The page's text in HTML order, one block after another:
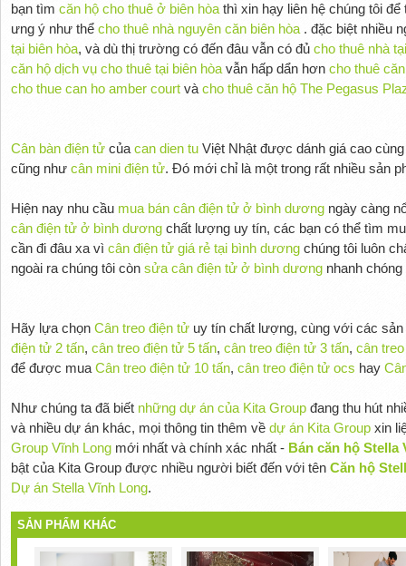
bạn tìm căn hộ cho thuê ở biên hòathì xin hạy liên hệ chúng tôi
ưng ý như thể cho thuê nhà nguyên căn biên hòa. đặc biệt nhiều
tại biên hòa, và dù thị trường có đến đâu vẫn có đủ cho thuê nhà
căn hộ dịch vụ cho thuê tại biên hòavẫn hấp dẩn hơn cho thuê
cho thue can ho amber courtvà cho thuê căn hộ The Pegasus
Cân bàn điện tửcủa can dien tuViệt Nhật được dánh giá cao
cũng như cân mini điện tử. Đó mới chỉ là một trong rất nhiều sản
Hiện nay nhu cầu mua bán cân điện tử ở bình dươngngày càng
cân điện tử ở bình dươngchất lượng uy tín, các bạn có thể tìm
cần đi đâu xa vì cân điện tử giá rẻ tại bình dươngchúng tôi luôn
ngoài ra chúng tôi còn sửa cân điện tử ở bình dươngnhanh chóng
Hãy lựa chọn Cân treo điện tửuy tín chất lượng, cùng với các
điện tử 2 tấn, cân treo điện tử 5 tấn, cân treo điện tử 3 tấn, cân
để được mua Cân treo điện tử 10 tấn, cân treo điện tử ocs hay
Như chúng ta đã biết những dự án của Kita Groupđang thu hút
và nhiều dự án khác, mọi thông tin thêm về dự án Kita Groupxin
Group Vĩnh Longmới nhất và chính xác nhất - Bán căn hộ Stella
bật của Kita Group được nhiều người biết đến với tên Căn hộ
Dự án Stella Vĩnh Long.
SẢN PHẨM KHÁC